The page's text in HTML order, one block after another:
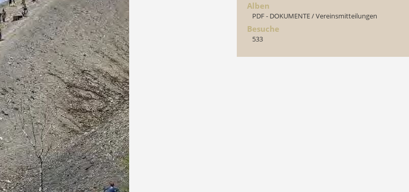
Alben
PDF - DOKUMENTE/Vereinsmitteilungen
Besuche
533